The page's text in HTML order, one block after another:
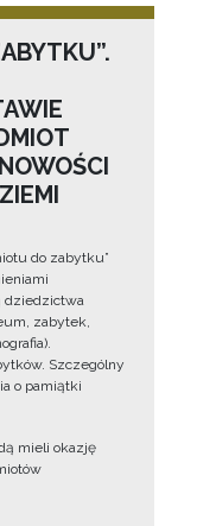
do zabytku”
dziedzictwa
zabytek,
Szczególny
o pamiątki
mieli okazję